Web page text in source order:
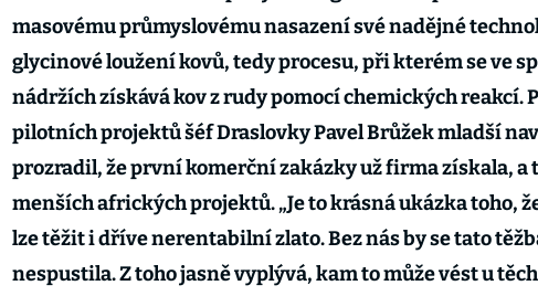
masovému průmyslovému nasazení své nadějné
glycinové loužení kovů, tedy procesu, při kterém se ve
nádržích získává kov z rudy pomocí chemických reakcí.
pilotních projektů šéf Draslovky Pavel Brůžek mladší
prozradil, že první komerční zakázky už firma získala, a
menších afrických projektů. „Je to krásná ukázka toho,
lze těžit i dříve nerentabilní zlato. Bez nás by se tato
nespustila. Z toho jasně vyplývá, kam to může vést u